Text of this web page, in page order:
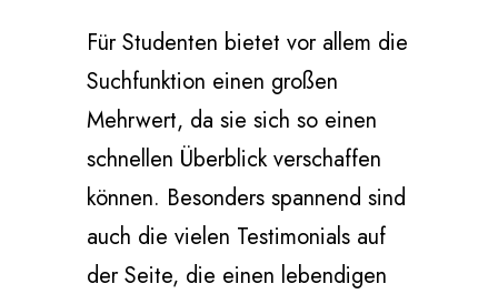
Für Studenten bietet vor allem die
Suchfunktion einen großen
Mehrwert, da sie sich so einen
schnellen Überblick verschaffen
können. Besonders spannend sind
auch die vielen Testimonials auf
der Seite, die einen lebendigen